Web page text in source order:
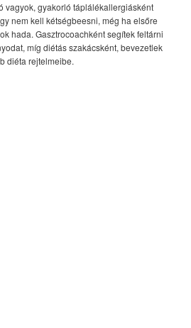
vagyok, gyakorló táplálékallergiásként
nem kell kétségbeesni, még ha elsőre
hada. Gasztrocoachként segítek feltárni
míg diétás szakácsként, bevezetlek
diéta rejtelmeibe.